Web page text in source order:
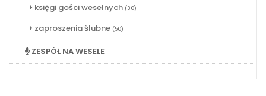
księgi gości weselnych (30)
zaproszenia ślubne (50)
ZESPÓŁ NA WESELE